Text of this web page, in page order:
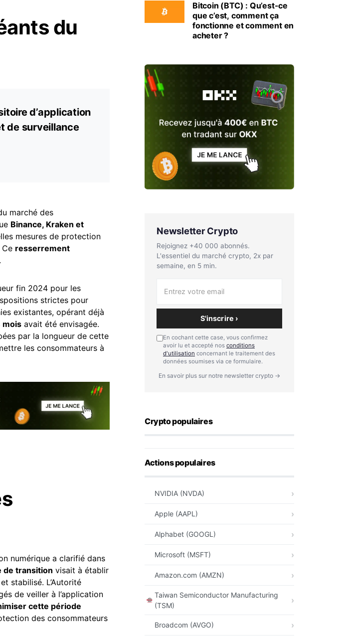
du
d’application
de surveillance
marché des
Binance, Kraken et
mesures de protection
Ce resserrement
fin 2024 pour les
strictes pour
existantes, opérant déjà
mois avait été envisagée.
par la longueur de cette
les consommateurs à
numérique a clarifié dans
de transition visait à établir
stabilisé. L’Autorité
de veiller à l’application
cette période
des consommateurs
Bitcoin (BTC) : Qu’est-ce
que c’est, comment ça
fonctionne et comment en
acheter ?
Newsletter Crypto
Rejoignez +40 000 abonnés.
L'essentiel du marché crypto, 2x par
semaine, en 5 min.
S'inscrire ›
En cochant cette case, vous confirmez
avoir lu et accepté nos conditions
d'utilisation concernant le traitement des
données soumises via ce formulaire.
En savoir plus sur notre newsletter crypto →
Crypto populaires
Actions populaires
NVIDIA (NVDA)
Apple (AAPL)
Alphabet (GOOGL)
Microsoft (MSFT)
Amazon.com (AMZN)
Taiwan Semiconductor Manufacturing
(TSM)
Broadcom (AVGO)